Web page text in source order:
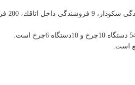
منطقه تربت